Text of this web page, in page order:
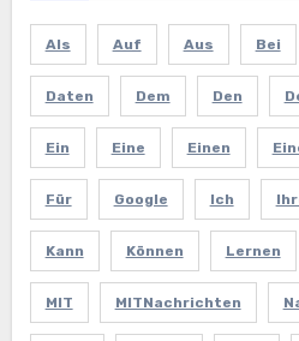
Als Auf Aus Bei
Daten Dem Den
Ein Eine Einen
Für Google Ich
Kann Können Lernen
MIT MITNachrichten